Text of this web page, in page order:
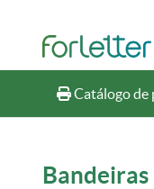
Catálogo de
Catálogo de